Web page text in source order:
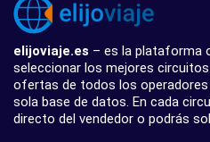
elijoviaje.es – es la plataforma
seleccionar los mejores
ofertas de todos los
sola base de datos. En cada
directo del vendedor o podrás